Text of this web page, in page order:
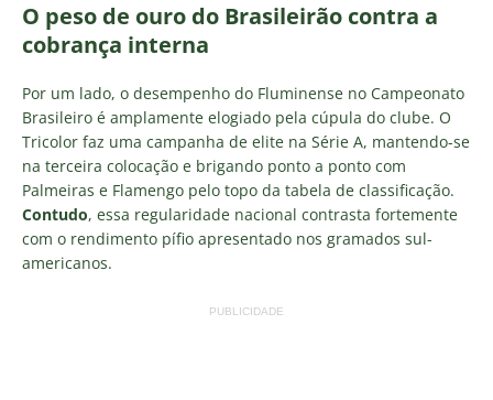
O peso de ouro do Brasileirão contra a
cobrança interna
Por um lado, o desempenho do Fluminense no Campeonato
Brasileiro é amplamente elogiado pela cúpula do clube. O
Tricolor faz uma campanha de elite na Série A, mantendo-se
na terceira colocação e brigando ponto a ponto com
Palmeiras e Flamengo pelo topo da tabela de classificação.
Contudo, essa regularidade nacional contrasta fortemente
com o rendimento pífio apresentado nos gramados sul-
americanos.
PUBLICIDADE